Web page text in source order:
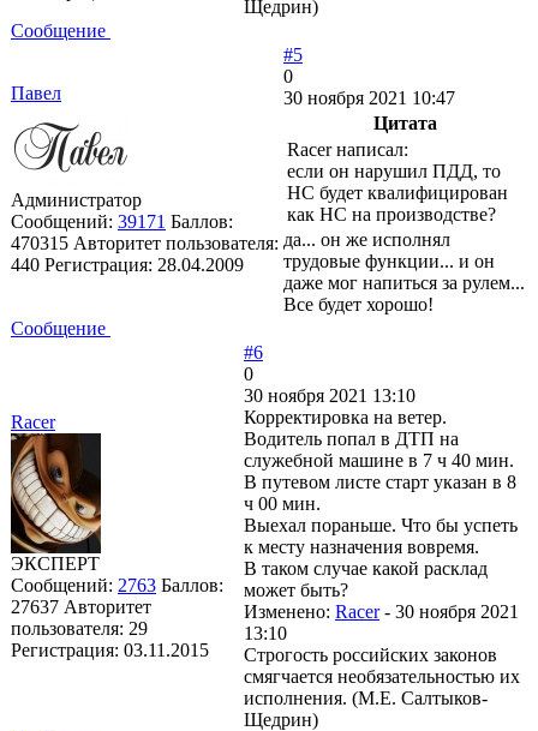
Щедрин)
Сообщение
Павел
Администратор
Сообщений: 39171 Баллов:
470315 Авторитет пользователя:
440 Регистрация: 28.04.2009
#5
0
30 ноября 2021 10:47
Цитата
Racer написал:
если он нарушил ПДД, то
НС будет квалифицирован
как НС на производстве?
да... он же исполнял
трудовые функции... и он
даже мог напиться за рулем...
Все будет хорошо!
Сообщение
Racer
ЭКСПЕРТ
Сообщений: 2763 Баллов:
27637 Авторитет
пользователя: 29
Регистрация: 03.11.2015
#6
0
30 ноября 2021 13:10
Корректировка на ветер.
Водитель попал в ДТП на
служебной машине в 7 ч 40 мин.
В путевом листе старт указан в 8
ч 00 мин.
Выехал пораньше. Что бы успеть
к месту назначения вовремя.
В таком случае какой расклад
может быть?
Изменено: Racer- 30 ноября 2021
13:10
Строгость российских законов
смягчается необязательностью их
исполнения. (М.Е. Салтыков-
Щедрин)